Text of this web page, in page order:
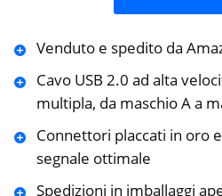
Venduto e spedito da
Cavo USB 2.0 ad alta
multipla, da maschio A a
Connettori placcati in oro
segnale ottimale
Spedizioni in imballaggi